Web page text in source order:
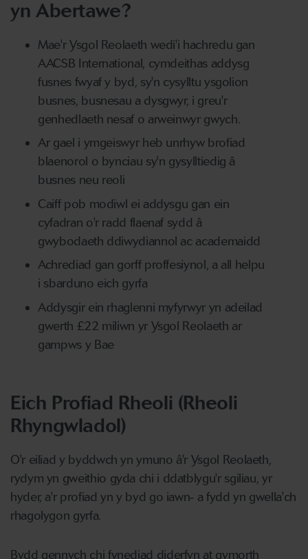
yn Abertawe?
Mae'r Ysgol Reolaeth wedi'i hachredu gan
AACSB International, cymdeithas addysg
fusnes fwyaf y byd, sy'n cysylltu ysgolion
busnes, busnesau a dysgwyr, i greu'r
genhedlaeth nesaf o arweinwyr gwych.
Ar gael i ymgeiswyr heb unrhyw brofiad
blaenorol o bynciau sy'n gysylltiedig â
busnes neu reoli
Caiff pob modiwl ei addysgu gan ein
cyfadran o'r radd flaenaf sydd â
gwybodaeth ddiwydiannol ac academaidd
Achrediad gan gorff proffesiynol, a all helpu
i sbarduno eich gyrfa
Addysgir ein rhaglenni myfyrwyr yn adeilad
gwerth £22 miliwn yr Ysgol Reolaeth ar
gampws y Bae
Eich Profiad Rheoli (Rheoli
Rhyngwladol)
O'r eiliad y byddwch yn ymuno â'r Ysgol Reolaeth,
rydym yn gweithio gyda chi i ddatblygu'r sgiliau, yr
hyder, a'r profiad yn y byd go iawn‑ a fydd yn gwella'ch
rhagolygon gyrfa.
Bydd gennych chi fynediad diderfyn at gymorth